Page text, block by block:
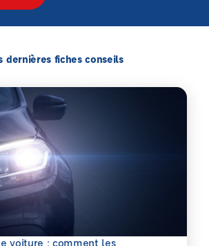
dernières fiches conseils
voiture : comment les